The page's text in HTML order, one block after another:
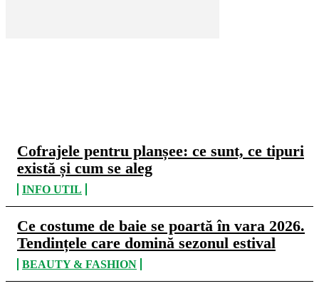
Cofrajele pentru planșee: ce sunt, ce tipuri
există și cum se aleg
INFO UTIL
Ce costume de baie se poartă în vara 2026.
Tendințele care domină sezonul estival
BEAUTY & FASHION